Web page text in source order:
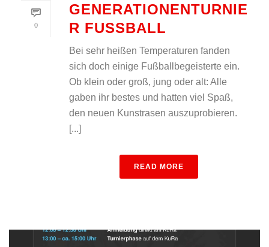
0
GENERATIONENTURNIE
R FUSSBALL
Bei sehr heißen Temperaturen fanden
sich doch einige Fußballbegeisterte ein.
Ob klein oder groß, jung oder alt: Alle
gaben ihr bestes und hatten viel Spaß,
den neuen Kunstrasen auszuprobieren.
[...]
READ MORE